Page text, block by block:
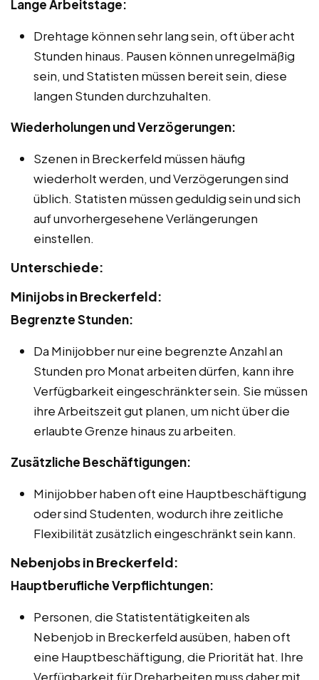
Lange Arbeitstage:
Drehtage können sehr lang sein, oft über acht
Stunden hinaus. Pausen können unregelmäßig
sein, und Statisten müssen bereit sein, diese
langen Stunden durchzuhalten.
Wiederholungen und Verzögerungen:
Szenen in Breckerfeld müssen häufig
wiederholt werden, und Verzögerungen sind
üblich. Statisten müssen geduldig sein und sich
auf unvorhergesehene Verlängerungen
einstellen.
Unterschiede:
Minijobs in Breckerfeld:
Begrenzte Stunden:
Da Minijobber nur eine begrenzte Anzahl an
Stunden pro Monat arbeiten dürfen, kann ihre
Verfügbarkeit eingeschränkter sein. Sie müssen
ihre Arbeitszeit gut planen, um nicht über die
erlaubte Grenze hinaus zu arbeiten.
Zusätzliche Beschäftigungen:
Minijobber haben oft eine Hauptbeschäftigung
oder sind Studenten, wodurch ihre zeitliche
Flexibilität zusätzlich eingeschränkt sein kann.
Nebenjobs in Breckerfeld:
Hauptberufliche Verpflichtungen:
Personen, die Statistentätigkeiten als
Nebenjob in Breckerfeld ausüben, haben oft
eine Hauptbeschäftigung, die Priorität hat. Ihre
Verfügbarkeit für Dreharbeiten muss daher mit